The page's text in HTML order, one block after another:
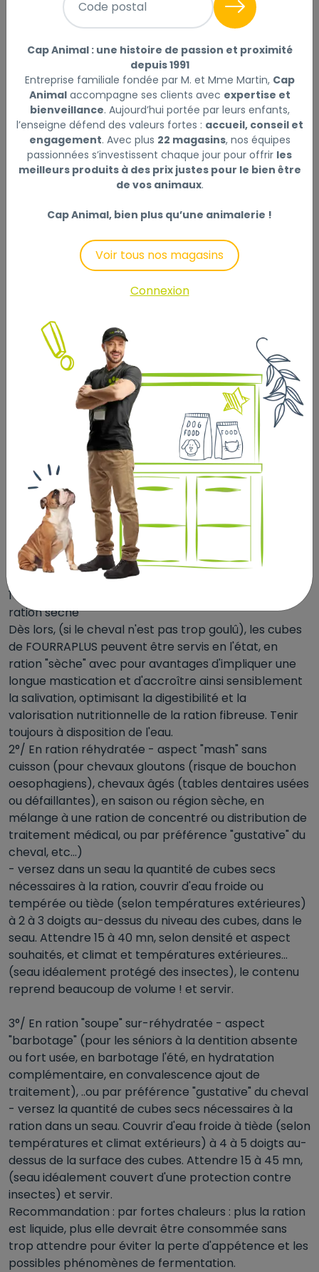
- LES CONTRAINTES CONTEXTUELLES DE PRÉPARATION
ET DISTRIBUTION
- LES OBJECTIFS NUTRITIONNELS
Il est important de noter que les cubes de fourrage
pour chevaux ne doivent pas être confondus avec les
granulés ou les aliments concentrés pour chevaux. La
ration de fibres sèches (environ 8 à 12% d’humidité)
usuellement préconisée est de 1 à 1,5 Kg pour 100 Kg
COMMENT L'UTILISER ?
- En substitut complet du foin classique, distribuer
l’équivalent en poids de la ration quotidienne de foin
cheval ;
- En ration complément du foin, de l‘herbe, de la
paille de litière ou autre nature de fourrage distribué :
quantité pour chevaux : 2 à 5 KG / jour / cheval, pour
sécuriser, compléter et équilibrer la ration
quotidienne de fibres indispensables au bon équilibre
nutritionnel et physiologique de votre cheval.
Les cubes peuvent être secs, en l’état, ou humides, à
différents stades de réhydratation (selon
préférences ou besoins spécifiques) ... jusqu’à l’aspect
soupe ou barbotage.
3 OPTIONS DE PRÉPARATION :
1°/ Si cheval dispose d'une dentition correcte : en
ration sèche
Dès lors, (si le cheval n'est pas trop goulû), les cubes
de FOURRAPLUS peuvent être servis en l'état, en
ration "sèche" avec pour avantages d'impliquer une
longue mastication et d'accroître ainsi sensiblement
la salivation, optimisant la digestibilité et la
valorisation nutritionnelle de la ration fibreuse. Tenir
toujours à disposition de l'eau.
2°/ En ration réhydratée - aspect "mash" sans
cuisson (pour chevaux gloutons (risque de bouchon
oesophagiens), chevaux âgés (tables dentaires usées
ou défaillantes), en saison ou région sèche, en
mélange à une ration de concentré ou distribution de
traitement médical, ou par préférence "gustative" du
cheval, etc...)
- versez dans un seau la quantité de cubes secs
nécessaires à la ration, couvrir d'eau froide ou
tempérée ou tiède (selon températures extérieures)
à 2 à 3 doigts au-dessus du niveau des cubes, dans le
seau. Attendre 15 à 40 mn, selon densité et aspect
souhaités, et climat et températures extérieures...
(seau idéalement protégé des insectes), le contenu
reprend beaucoup de volume ! et servir.
3°/ En ration "soupe" sur-réhydratée - aspect
"barbotage" (pour les séniors à la dentition absente
ou fort usée, en barbotage l'été, en hydratation
complémentaire, en convalescence ajout de
traitement), ..ou par préférence "gustative" du cheval
- versez la quantité de cubes secs nécessaires à la
ration dans un seau. Couvrir d'eau froide à tiède (selon
températures et climat extérieurs) à 4 à 5 doigts au-
dessus de la surface des cubes. Attendre 15 à 45 mn,
(seau idéalement couvert d'une protection contre
insectes) et servir.
Recommandation : par fortes chaleurs : plus la ration
est liquide, plus elle devrait être consommée sans
trop attendre pour éviter la perte d'appétence et les
possibles phénomènes de fermentation.
Code postal
Cap Animal : une histoire de passion et proximité
depuis 1991
Entreprise familiale fondée par M. et Mme Martin, Cap
Animalaccompagne ses clients avec expertise et
bienveillance. Aujourd’hui portée par leurs enfants,
l’enseigne défend des valeurs fortes : accueil, conseil et
engagement. Avec plus 22 magasins, nos équipes
passionnées s’investissent chaque jour pour offrir les
meilleurs produits à des prix justes pour le bien être
de vos animaux.
Cap Animal, bien plus qu’une animalerie !
Voir tous nos magasins
Connexion